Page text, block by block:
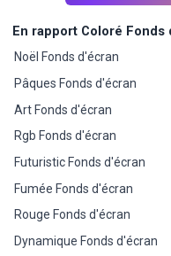
En rapport Coloré Fonds
Noël Fonds d'écran
Pâques Fonds d'écran
Art Fonds d'écran
Rgb Fonds d'écran
Futuristic Fonds d'écran
Fumée Fonds d'écran
Rouge Fonds d'écran
Dynamique Fonds d'écran